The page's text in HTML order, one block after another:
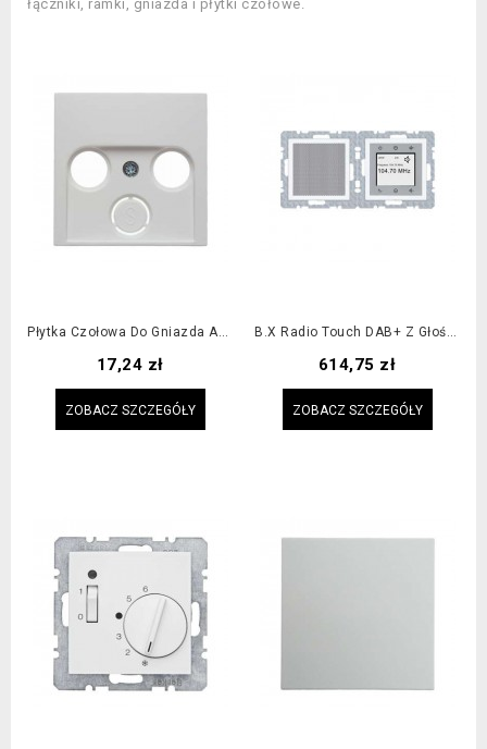
łączniki, ramki, gniazda i płytki czołowe.
Płytka Czołowa Do Gniazda Antenowego 2- I 3- Wyjściowego Biała B.x/S.1
Cena
17,24 zł
ZOBACZ SZCZEGÓŁY
B.x Radio Touch DAB+ Z Głośnikiem Biały Mat
Cena
614,75 zł
ZOBACZ SZCZEGÓŁY